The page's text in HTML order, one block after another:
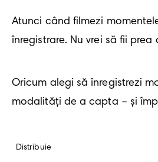
Atunci când filmezi
înregistrare. Nu vrei să fii
Oricum alegi să înregistrezi
modalități de a capta – și
Distribuie